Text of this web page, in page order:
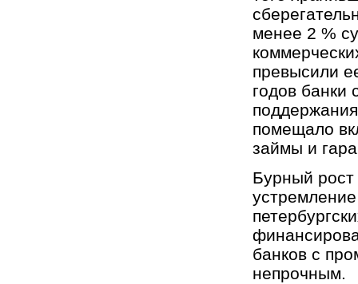
менее 2 %
превысили
годов банки
помещало
займы и
Бурный
банков с
непрочным.